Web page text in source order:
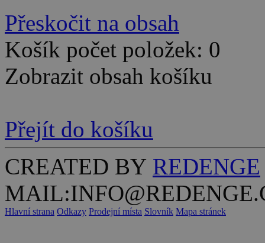
Přeskočit na obsah
Košík počet položek: 0
Zobrazit obsah košíku
Přejít do košíku
CREATED BY REDENGE
Hlavní strana Odkazy Prodejní místa Slovník Mapa stránek